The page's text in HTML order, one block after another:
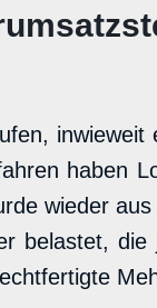
haben
wieder
belastet,